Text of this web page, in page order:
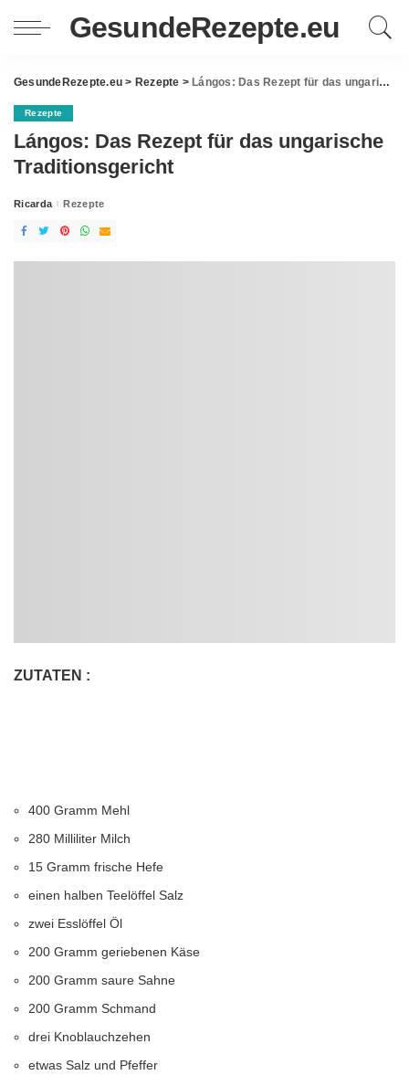
GesundeRezepte.eu
GesundeRezepte.eu > Rezepte > Lángos: Das Rezept für das ungarische Traditionsgericht
Rezepte
Lángos: Das Rezept für das ungarische
Traditionsgericht
Posted
Ricarda Rezepte
ZUTATEN :
400 Gramm Mehl
280 Milliliter Milch
15 Gramm frische Hefe
einen halben Teelöffel Salz
zwei Esslöffel Öl
200 Gramm geriebenen Käse
200 Gramm saure Sahne
200 Gramm Schmand
drei Knoblauchzehen
etwas Salz und Pfeffer